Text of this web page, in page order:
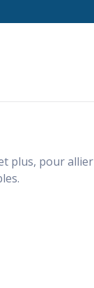
plus, pour allier